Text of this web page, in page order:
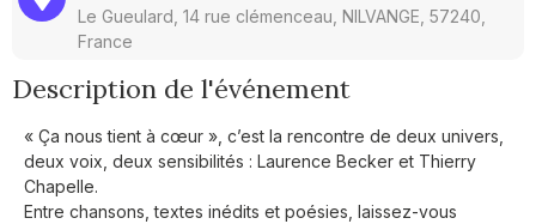
Le Gueulard, 14 rue clémenceau, NILVANGE, 57240,
France
Description de l'événement
« Ça nous tient à cœur », c’est la rencontre de deux univers,
deux voix, deux sensibilités : Laurence Becker et Thierry
Chapelle.
Entre chansons, textes inédits et poésies, laissez-vous